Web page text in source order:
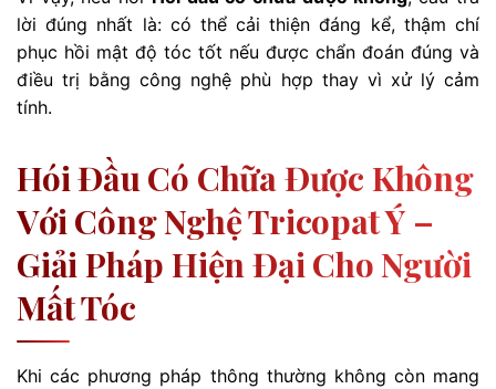
lời đúng nhất là: có thể cải thiện đáng kể, thậm chí
phục hồi mật độ tóc tốt nếu được chẩn đoán đúng và
điều trị bằng công nghệ phù hợp thay vì xử lý cảm
tính.
Hói Đầu Có Chữa Được Không
Với Công Nghệ Tricopat Ý –
Giải Pháp Hiện Đại Cho Người
Mất Tóc
Khi các phương pháp thông thường không còn mang